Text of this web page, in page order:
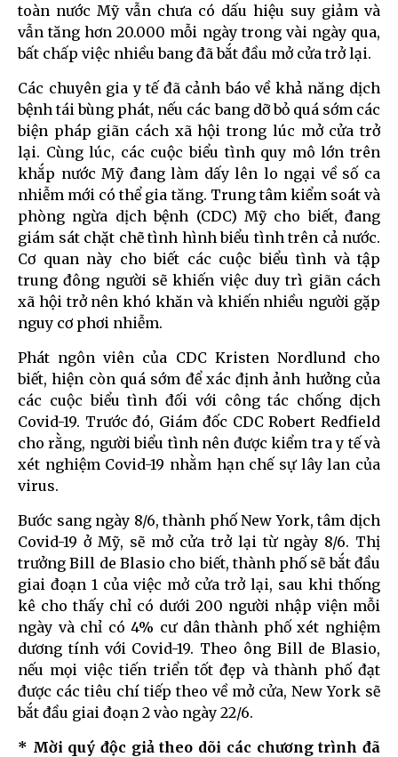
toàn nước Mỹ vẫn chưa có dấu hiệu suy giảm và
vẫn tăng hơn 20.000 mỗi ngày trong vài ngày qua,
bất chấp việc nhiều bang đã bắt đầu mở cửa trở lại.
Các chuyên gia y tế đã cảnh báo về khả năng dịch
bệnh tái bùng phát, nếu các bang dỡ bỏ quá sớm các
biện pháp giãn cách xã hội trong lúc mở cửa trở
lại. Cùng lúc, các cuộc biểu tình quy mô lớn trên
khắp nước Mỹ đang làm dấy lên lo ngại về số ca
nhiễm mới có thể gia tăng. Trung tâm kiểm soát và
phòng ngừa dịch bệnh (CDC) Mỹ cho biết, đang
giám sát chặt chẽ tình hình biểu tình trên cả nước.
Cơ quan này cho biết các cuộc biểu tình và tập
trung đông người sẽ khiến việc duy trì giãn cách
xã hội trở nên khó khăn và khiến nhiều người gặp
nguy cơ phơi nhiễm.
Phát ngôn viên của CDC Kristen Nordlund cho
biết, hiện còn quá sớm để xác định ảnh hưởng của
các cuộc biểu tình đối với công tác chống dịch
Covid-19. Trước đó, Giám đốc CDC Robert Redfield
cho rằng, người biểu tình nên được kiểm tra y tế và
xét nghiệm Covid-19 nhằm hạn chế sự lây lan của
virus.
Bước sang ngày 8/6, thành phố New York, tâm dịch
Covid-19 ở Mỹ, sẽ mở cửa trở lại từ ngày 8/6. Thị
trưởng Bill de Blasio cho biết, thành phố sẽ bắt đầu
giai đoạn 1 của việc mở cửa trở lại, sau khi thống
kê cho thấy chỉ có dưới 200 người nhập viện mỗi
ngày và chỉ có 4% cư dân thành phố xét nghiệm
dương tính với Covid-19. Theo ông Bill de Blasio,
nếu mọi việc tiến triển tốt đẹp và thành phố đạt
được các tiêu chí tiếp theo về mở cửa, New York sẽ
bắt đầu giai đoạn 2 vào ngày 22/6.
* Mời quý độc giả theo dõi các chương trình đã